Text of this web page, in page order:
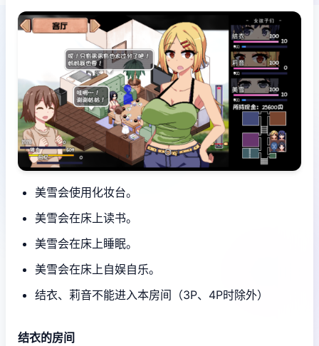
美雪会使用化妆台。
美雪会在床上读书。
美雪会在床上睡眠。
美雪会在床上自娱自乐。
结衣、莉音不能进入本房间（3P、4P时除外）
结衣的房间